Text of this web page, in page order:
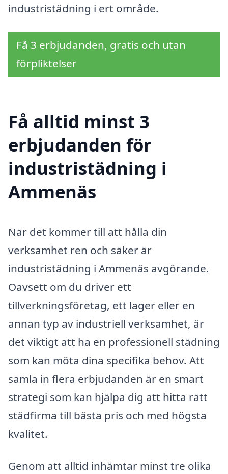
industristädning i ert område.
Få 3 erbjudanden, gratis och utan
förpliktelser
Få alltid minst 3
erbjudanden för
industristädning i
Ammenäs
När det kommer till att hålla din
verksamhet ren och säker är
industristädning i Ammenäs avgörande.
Oavsett om du driver ett
tillverkningsföretag, ett lager eller en
annan typ av industriell verksamhet, är
det viktigt att ha en professionell städning
som kan möta dina specifika behov. Att
samla in flera erbjudanden är en smart
strategi som kan hjälpa dig att hitta rätt
städfirma till bästa pris och med högsta
kvalitet.
Genom att alltid inhämtar minst tre olika